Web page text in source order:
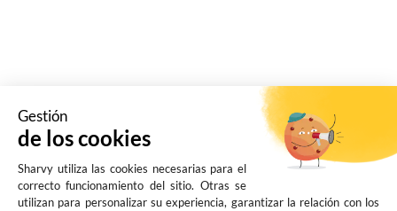
Gestión
de los cookies
Sharvy utiliza las cookies necesarias para el
correcto funcionamiento del sitio. Otras se
utilizan para personalizar su experiencia, garantizar la relación con los